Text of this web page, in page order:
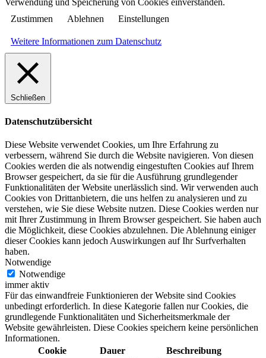
Zustimmen
Ablehnen Einstellungen
Weitere Informationen zum Datenschutz
Schließen
Datenschutzübersicht
Diese Website verwendet Cookies, um Ihre Erfahrung zu
verbessern, während Sie durch die Website navigieren. Von diesen
Cookies werden die als notwendig eingestuften Cookies auf Ihrem
Browser gespeichert, da sie für die Ausführung grundlegender
Funktionalitäten der Website unerlässlich sind. Wir verwenden auch
Cookies von Drittanbietern, die uns helfen zu analysieren und zu
verstehen, wie Sie diese Website nutzen. Diese Cookies werden nur
mit Ihrer Zustimmung in Ihrem Browser gespeichert. Sie haben auch
die Möglichkeit, diese Cookies abzulehnen. Die Ablehnung einiger
dieser Cookies kann jedoch Auswirkungen auf Ihr Surfverhalten
haben.
Notwendige
Notwendige
immer aktiv
Für das einwandfreie Funktionieren der Website sind Cookies
unbedingt erforderlich. In diese Kategorie fallen nur Cookies, die
grundlegende Funktionalitäten und Sicherheitsmerkmale der
Website gewährleisten. Diese Cookies speichern keine persönlichen
Informationen.
Cookie
Dauer Beschreibung